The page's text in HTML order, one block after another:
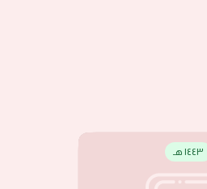
١٤٤٣ هـ